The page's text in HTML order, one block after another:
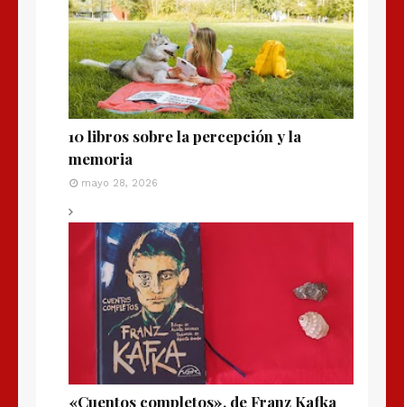
10 libros sobre la percepción y la
memoria
mayo 28, 2026
«Cuentos completos», de Franz Kafka